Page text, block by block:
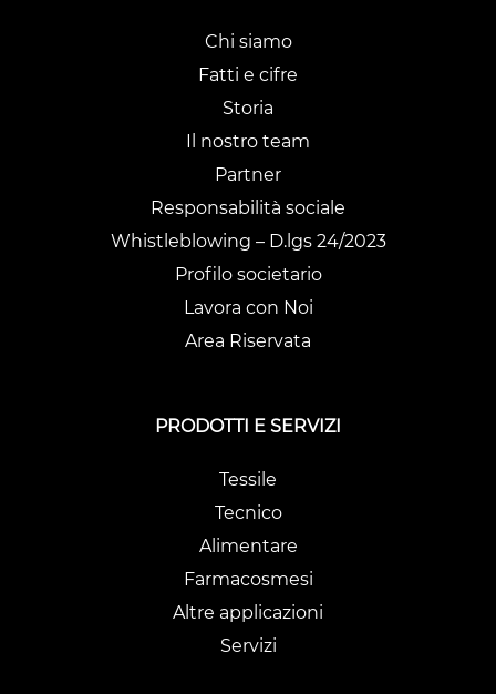
Chi siamo
Fatti e cifre
Storia
Il nostro team
Partner
Responsabilità sociale
Whistleblowing – D.lgs 24/2023
Profilo societario
Lavora con Noi
Area Riservata
PRODOTTI E SERVIZI
Tessile
Tecnico
Alimentare
Farmacosmesi
Altre applicazioni
Servizi